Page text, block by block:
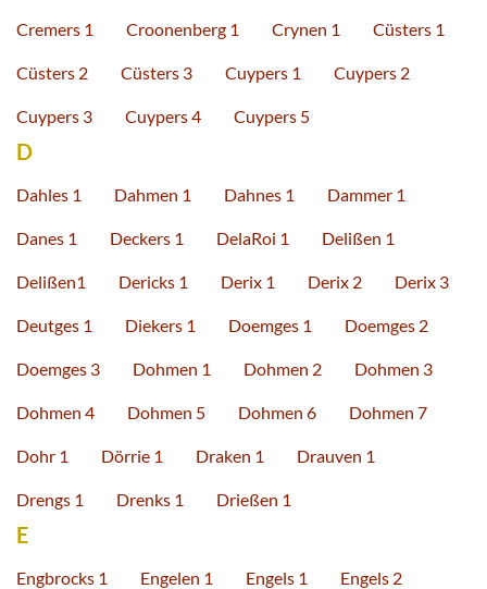
Cremers 1 Croonenberg 1 Crynen 1 Cüsters 1
Cüsters 2 Cüsters 3 Cuypers 1 Cuypers 2
Cuypers 3 Cuypers 4 Cuypers 5
D
Dahles 1 Dahmen 1 Dahnes 1 Dammer 1
Danes 1 Deckers 1 DelaRoi 1 Delißen 1
Delißen1 Dericks 1 Derix 1 Derix 2 Derix 3
Deutges 1 Diekers 1 Doemges 1 Doemges 2
Doemges 3 Dohmen 1 Dohmen 2 Dohmen 3
Dohmen 4 Dohmen 5 Dohmen 6 Dohmen 7
Dohr 1 Dörrie 1 Draken 1 Drauven 1
Drengs 1 Drenks 1 Drießen 1
E
Engbrocks 1 Engelen 1 Engels 1 Engels 2